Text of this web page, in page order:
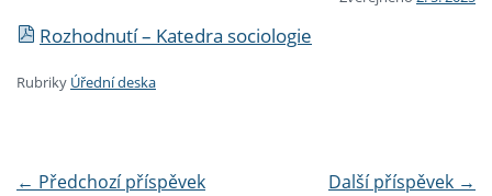
Rozhodnutí – Katedra sociologie
Rubriky Úřední deska
← Předchozí příspěvek Další příspěvek →